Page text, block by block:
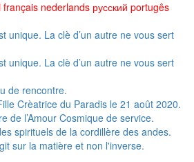
français nederlands русский portugês
unique. La clè d’un autre ne vous sert
unique. La clè d’un autre ne vous sert
de rencontre.
Crèatrice du Paradis le 21 août 2020.
de l’Amour Cosmique de service.
spirituels de la cordillère des andes.
sur la matière et non l'inverse.